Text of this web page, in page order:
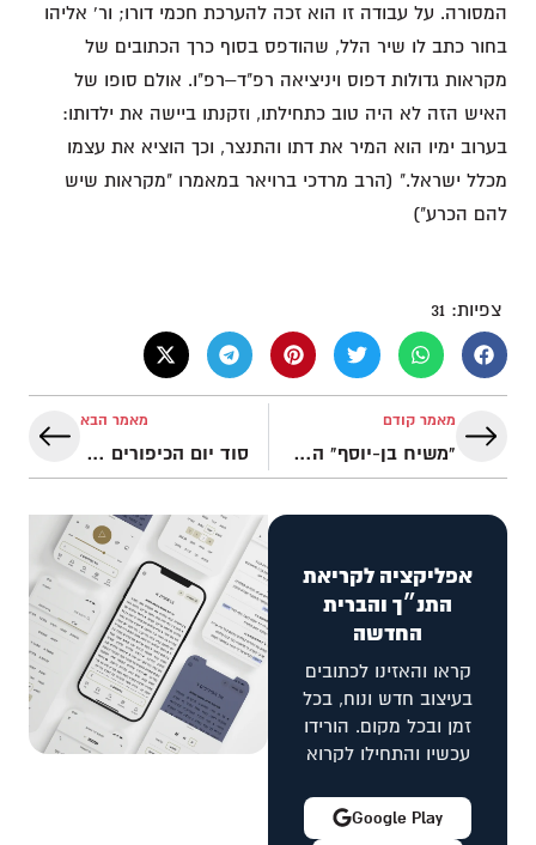
המסורה. על עבודה זו הוא זכה להערכת חכמי דורו; ור' אליהו
בחור כתב לו שיר הלל, שהודפס בסוף כרך הכתובים של
מקראות גדולות דפוס ויניציאה רפ"ד–רפ"ו. אולם סופו של
האיש הזה לא היה טוב כתחילתו, וזקנתו ביישה את ילדותו:
בערוב ימיו הוא המיר את דתו והתנצר, וכך הוציא את עצמו
מכלל ישראל." (הרב מרדכי ברויאר במאמרו "מקראות שיש
להם הכרע")
צפיות: 31
מאמר קודם
"משיח בן-יוסף" הוא ישוע (מקבילות ספרותיות "מעשה אבות סימן לבנים")
מאמר הבא
סוד יום הכיפורים שהרבנים מפחדים שעם ישראל יגלה
אפליקציה לקריאת
התנ״ך והברית
החדשה
קראו והאזינו לכתובים
בעיצוב חדש ונוח, בכל
זמן ובכל מקום. הורידו
עכשיו והתחילו לקרוא
Google Play